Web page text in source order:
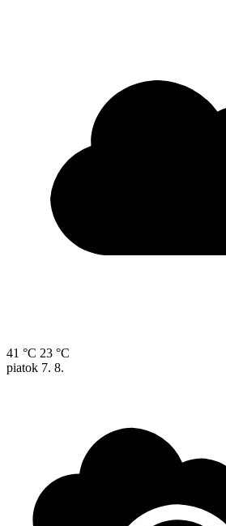
41 °C 23 °C
piatok 7. 8.